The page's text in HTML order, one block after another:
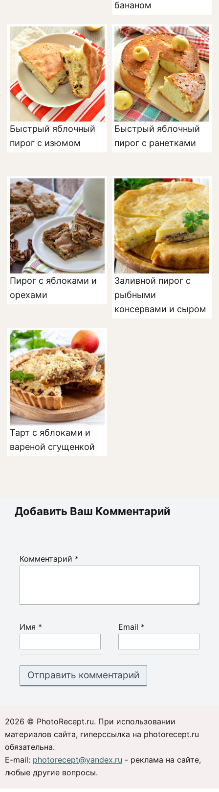
бананом
Быстрый яблочный
пирог с изюмом
Быстрый яблочный
пирог с ранетками
Пирог с яблоками и
орехами
Заливной пирог с
рыбными
консервами и сыром
Тарт с яблоками и
вареной сгущенкой
Добавить Ваш Комментарий
Комментарий *
Имя * Email *
2026 © PhotoRecept.ru. При использовании
материалов сайта, гиперссылка на photorecept.ru
обязательна.
E-mail: photorecept@yandex.ru - реклама на сайте,
любые другие вопросы.